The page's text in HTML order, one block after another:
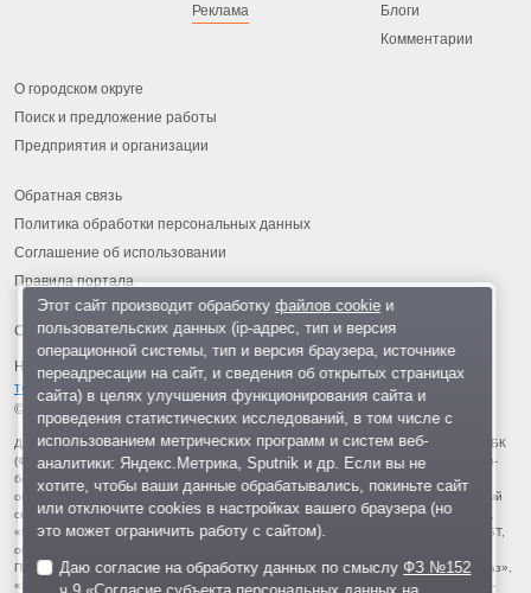
Реклама
Блоги
Комментарии
О городском округе
Поиск и предложение работы
Предприятия и организации
Обратная связь
Политика обработки персональных данных
Соглашение об использовании
Правила портала
На информационном ресурсе применяются рекомендательные
технологии
© 2013-2026 «ОИНФО»,
сделано в Одинцово
Для читателей: В России признаны экстремистскими и запрещены организации ФБК
(Фонд борьбы с коррупцией, признан иноагентом), Штабы Навального, «Национал-
большевистская партия», «Свидетели Иеговы», «Армия воли народа», «Русский
общенациональный союз», «Движение против нелегальной иммиграции», «Правый
сектор», УНА-УНСО, УПА, «Тризуб им. Степана Бандеры», «Мизантропик дивижн»,
«Меджлис крымскотатарского народа», движение «Артподготовка», движение ЛГБТ,
общероссийская политическая партия «Воля», АУЕ, батальоны «Азов» и «Айдар».
Признаны террористическими и запрещены: «Движение Талибан», «Имарат Кавказ»,
«Исламское государство» (ИГ, ИГИЛ), Джебхад-ан-Нусра, «АУМ Синрике», «Братья-
Этот сайт производит обработку файлов cookieи
пользовательских данных (ip-адрес, тип и версия
операционной системы, тип и версия браузера, источнике
переадресации на сайт, и сведения об открытых страницах
сайта) в целях улучшения функционирования сайта и
проведения статистических исследований, в том числе с
использованием метрических программ и систем веб-
аналитики: Яндекс.Метрика, Sputnik и др. Если вы не
хотите, чтобы ваши данные обрабатывались, покиньте сайт
или отключите cookies в настройках вашего браузера (но
это может ограничить работу с сайтом).
Даю согласие на обработку данных по смыслуФЗ №152
ч.9 «Согласие субъекта персональных данных на